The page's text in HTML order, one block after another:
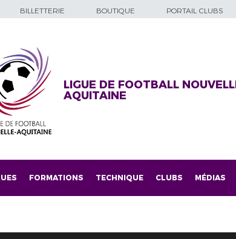
BILLETTERIE BOUTIQUE PORTAIL CLUBS
LIGUE DE FOOTBALL
AQUITAINE
FORMATIONS TECHNIQUE CLUBS MÉDIAS